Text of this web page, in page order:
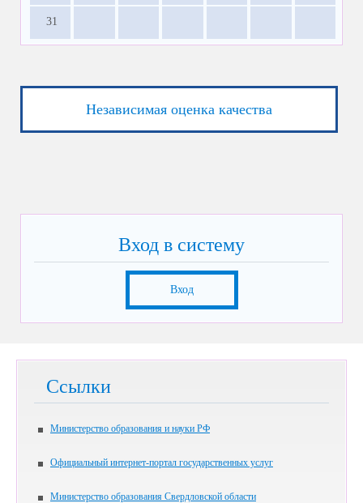
31
Независимая оценка качества
Вход в систему
Вход
Ссылки
Министерство образования и науки РФ
Официальный интернет-портал государственных услуг
Министерство образования Свердловской области